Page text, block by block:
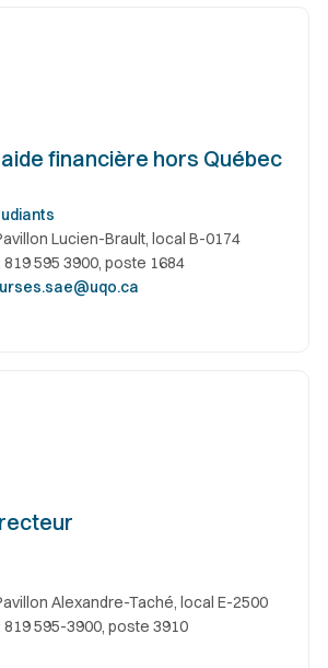
financière hors Québec
Lucien-Brault, local B-0174
595 3900, poste 1684
Alexandre-Taché, local E-2500
595-3900, poste 3910